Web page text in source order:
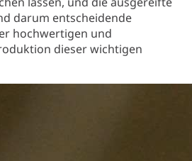
darum entscheidende
hochwertigen und
dieser wichtigen